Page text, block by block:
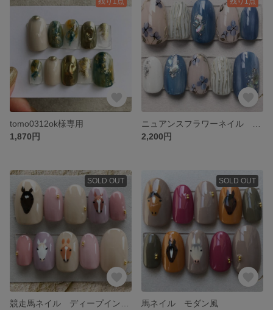
tomo0312ok様専用
1,870円
2,200円
SOLD OUT SOLD OUT
馬ネイル モダン風